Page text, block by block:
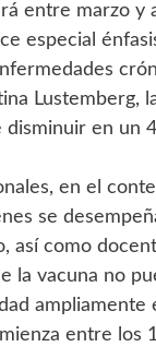
entre marzo
especial
Lustemberg,
en un
en el
se
así como
la vacuna no
ampliamente
entre los